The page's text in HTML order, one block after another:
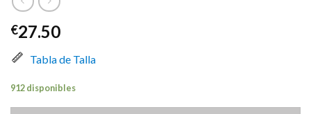
€27.50
Tabla de Talla
912 disponibles